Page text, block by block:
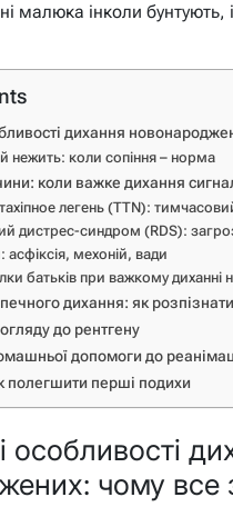
малюка інколи бунтують,
дихання
нежить: коли сопіння – норма
коли важке дихання
легень (TTN):
дистрес-синдром (RDS):
асфіксія, мехоній, вади
батьків при важкому диханні
дихання: як
до рентгену
допомоги до
полегшити перші подихи
особливості
чому все